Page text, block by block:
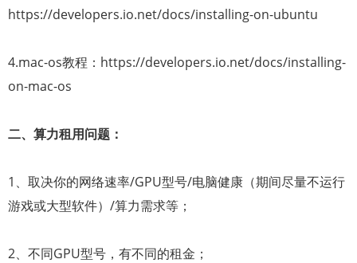
https://developers.io.net/docs/installing-on-ubuntu
4.mac-os教程：https://developers.io.net/docs/installing-
on-mac-os
二、算力租用问题：
1、取决你的网络速率/GPU型号/电脑健康（期间尽量不运行
游戏或大型软件）/算力需求等；
2、不同GPU型号，有不同的租金；